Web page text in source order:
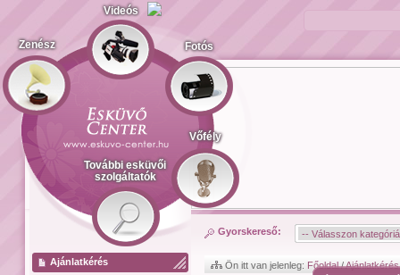
Zenész
Videós
Fotós
Vőfély
További esküvői
szolgáltatók
Ajánlatkérés
Gyorskereső:
Ön itt van jelenleg: Főoldal/Ajánlatkérés